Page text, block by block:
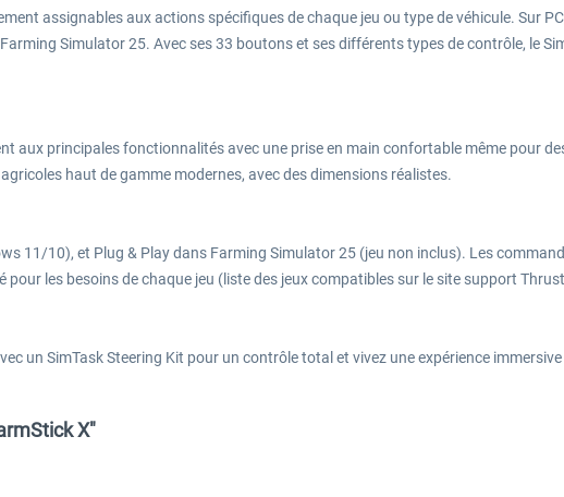
assignables aux actions spécifiques de chaque jeu ou type de véhicule. Sur
Simulator 25. Avec ses 33 boutons et ses différents types de contrôle, le
aux principales fonctionnalités avec une prise en main confortable même pour
haut de gamme modernes, avec des dimensions réalistes.
11/10), et Plug & Play dans Farming Simulator 25 (jeu non inclus). Les
pour les besoins de chaque jeu (liste des jeux compatibles sur le site support
un SimTask Steering Kit pour un contrôle total et vivez une expérience
X"